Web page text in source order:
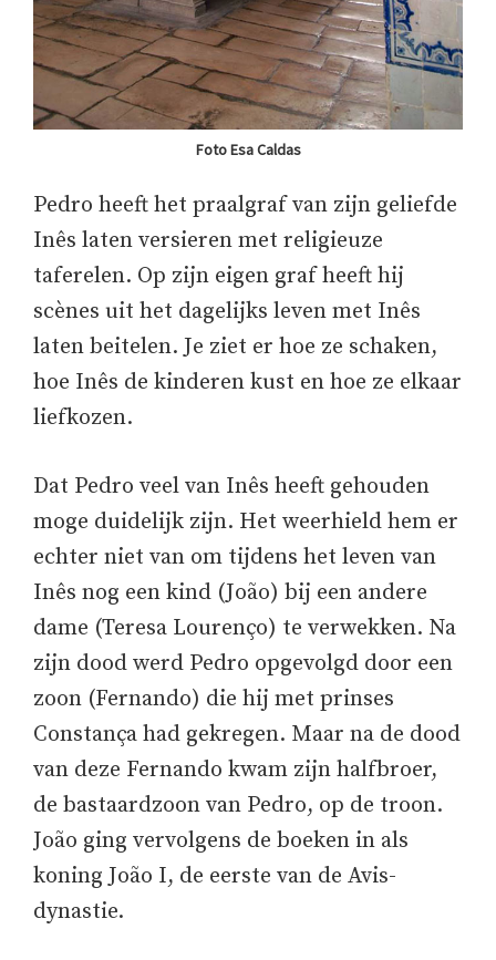
Foto Esa Caldas
Pedro heeft het praalgraf van zijn geliefde
Inês laten versieren met religieuze
taferelen. Op zijn eigen graf heeft hij
scènes uit het dagelijks leven met Inês
laten beitelen. Je ziet er hoe ze schaken,
hoe Inês de kinderen kust en hoe ze elkaar
liefkozen.
Dat Pedro veel van Inês heeft gehouden
moge duidelijk zijn. Het weerhield hem er
echter niet van om tijdens het leven van
Inês nog een kind (João) bij een andere
dame (Teresa Lourenço) te verwekken. Na
zijn dood werd Pedro opgevolgd door een
zoon (Fernando) die hij met prinses
Constança had gekregen. Maar na de dood
van deze Fernando kwam zijn halfbroer,
de bastaardzoon van Pedro, op de troon.
João ging vervolgens de boeken in als
koning João I, de eerste van de Avis-
dynastie.